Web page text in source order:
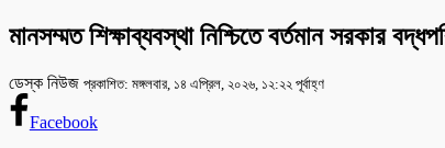
মানসম্মত শিক্ষাব্যবস্থা নিশ্চিতে বর্তমান সরকার
ডেস্ক নিউজ প্রকাশিত: মঙ্গলবার, ১৪ এপ্রিল, ২০২৬, ১২:২২ পূর্বাহ্ণ
Facebook